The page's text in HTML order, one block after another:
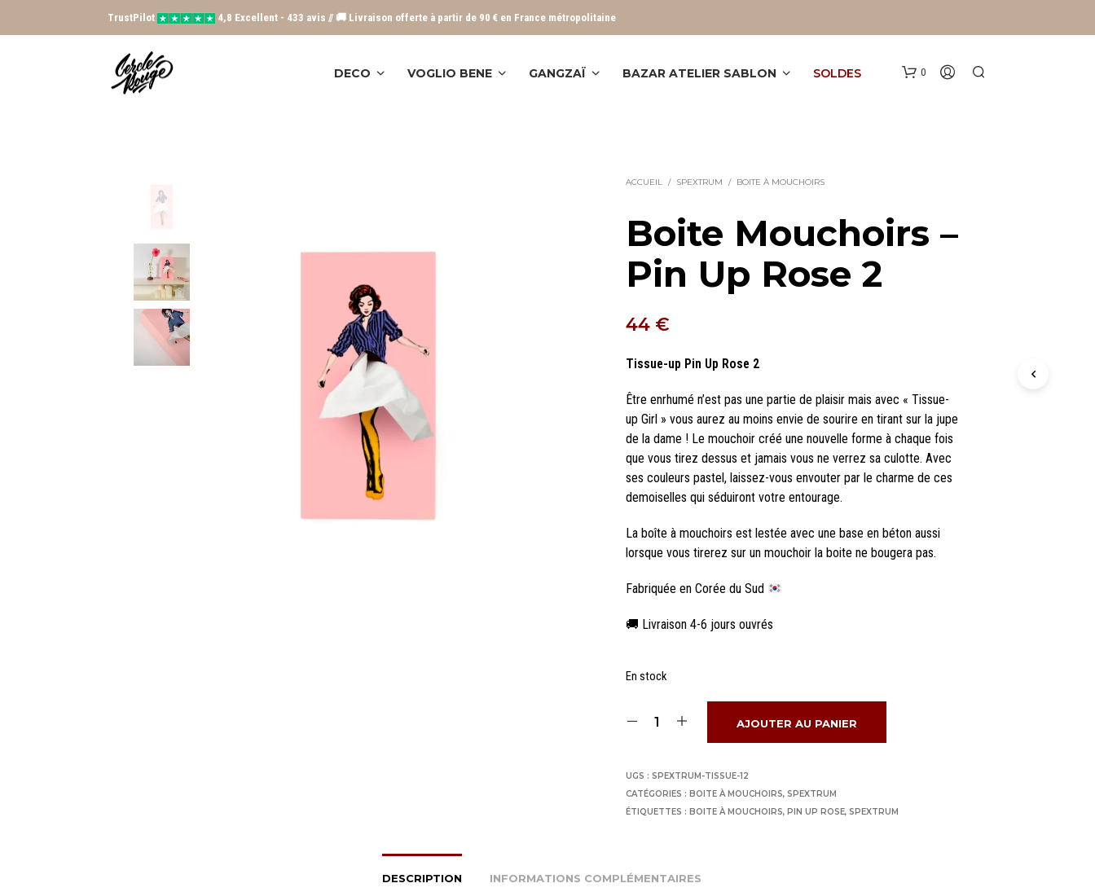
TrustPilot 4,8 Excellent - 433 avis // 🚚 Livraison offerte à partir de 90 € en France métropolitaine
DECO VOGLIO BENE GANGZAÏ BAZAR ATELIER SABLON SOLDES 0
E
R
E
S
V
ACCUEIL / SPEXTRUM / BOITE À MOUCHOIRS
Boite Mouchoirs –
Pin Up Rose 2
44 €
Tissue-up Pin Up Rose 2
Être enrhumé n’est pas une partie de plaisir mais avec « Tissue-
up Girl » vous aurez au moins envie de sourire en tirant sur la jupe
de la dame ! Le mouchoir créé une nouvelle forme à chaque fois
que vous tirez dessus et jamais vous ne verrez sa culotte. Avec
ses couleurs pastel, laissez-vous envouter par le charme de ces
demoiselles qui séduiront votre entourage.
La boîte à mouchoirs est lestée avec une base en béton aussi
lorsque vous tirerez sur un mouchoir la boite ne bougera pas.
Fabriquée en Corée du Sud
🚚 Livraison 4-6 jours ouvrés
En stock
AJOUTER AU PANIER
UGS : SPEXTRUM-TISSUE-12
CATÉGORIES : BOITE À MOUCHOIRS, SPEXTRUM
ÉTIQUETTES : BOITE À MOUCHOIRS, PIN UP ROSE, SPEXTRUM
DESCRIPTION INFORMATIONS COMPLÉMENTAIRES